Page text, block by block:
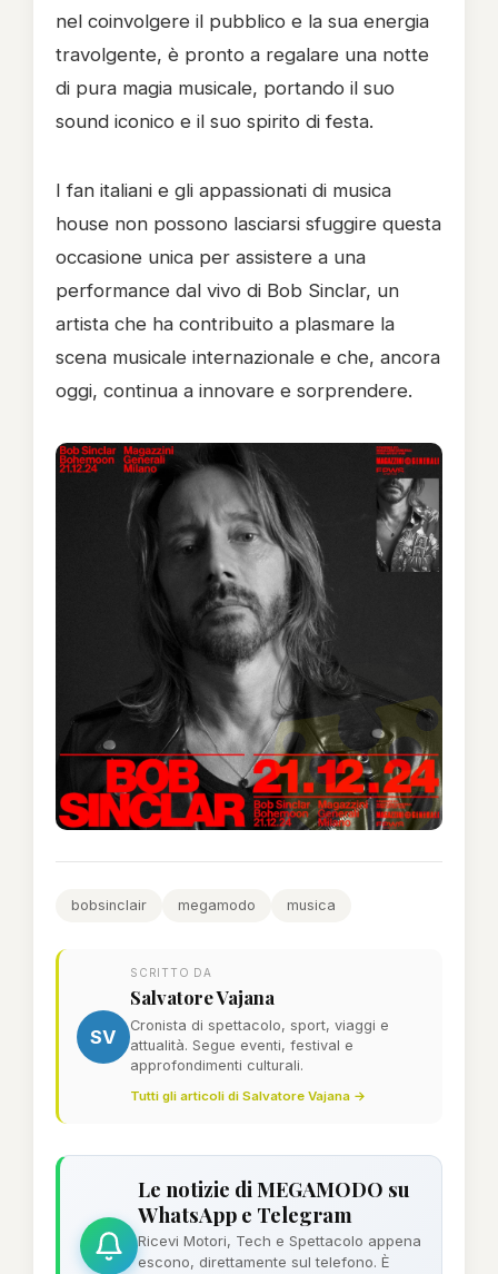
nel coinvolgere il pubblico e la sua energia
travolgente, è pronto a regalare una notte
di pura magia musicale, portando il suo
sound iconico e il suo spirito di festa.
I fan italiani e gli appassionati di musica
house non possono lasciarsi sfuggire questa
occasione unica per assistere a una
performance dal vivo di Bob Sinclar, un
artista che ha contribuito a plasmare la
scena musicale internazionale e che, ancora
oggi, continua a innovare e sorprendere.
bobsinclair megamodo musica
SV
SCRITTO DA
Salvatore Vajana
Cronista di spettacolo, sport, viaggi e
attualità. Segue eventi, festival e
approfondimenti culturali.
Tutti gli articoli di Salvatore Vajana →
Le notizie di MEGAMODO su
WhatsApp e Telegram
Ricevi Motori, Tech e Spettacolo appena
escono, direttamente sul telefono. È